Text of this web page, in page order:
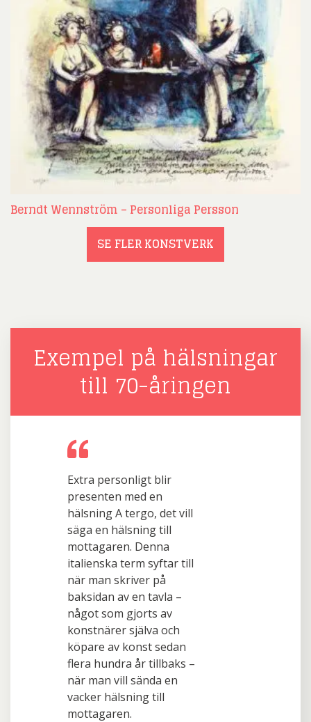
Berndt Wennström – Personliga Persson
SE FLER KONSTVERK
Exempel på hälsningar
till 70-åringen
Extra personligt blir
presenten med en
hälsning A tergo, det vill
säga en hälsning till
mottagaren. Denna
italienska term syftar till
när man skriver på
baksidan av en tavla –
något som gjorts av
konstnärer själva och
köpare av konst sedan
flera hundra år tillbaks –
när man vill sända en
vacker hälsning till
mottagaren.